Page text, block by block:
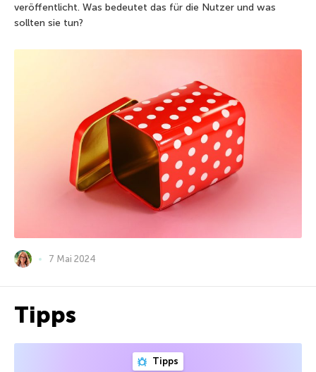
veröffentlicht. Was bedeutet das für die Nutzer und was
sollten sie tun?
7 Mai 2024
Tipps
Tipps